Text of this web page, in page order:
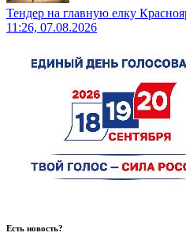
Тендер на главную елку
11:26, 07.08.2026
Есть новость?